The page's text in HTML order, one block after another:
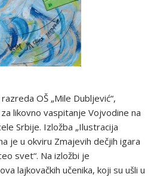
OŠ „Mile Dubljević“,
likovno vaspitanje Vojvodine na
Srbije. Izložba „Ilustracija
je u okviru Zmajevih dečjih igara
svet“. Na izložbi je
lajkovačkih učenika, koji su ušli u